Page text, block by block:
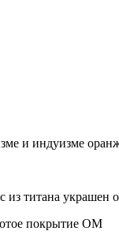
и индуизме
из титана украшен